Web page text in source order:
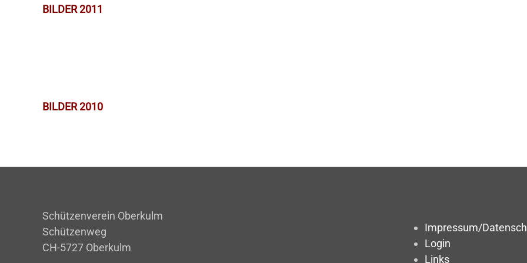
BILDER 2011
BILDER 2010
Schützenverein Oberkulm
Schützenweg
CH-5727 Oberkulm
Impressum/
Login
Links